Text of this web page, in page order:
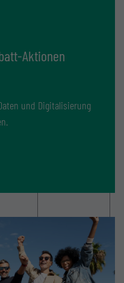
Aktionen
und Digitalisierung